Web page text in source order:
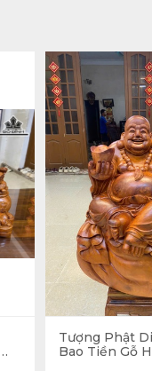
Tượng Phật
Bao Tiền Gỗ